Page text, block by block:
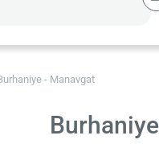
- Manavgat